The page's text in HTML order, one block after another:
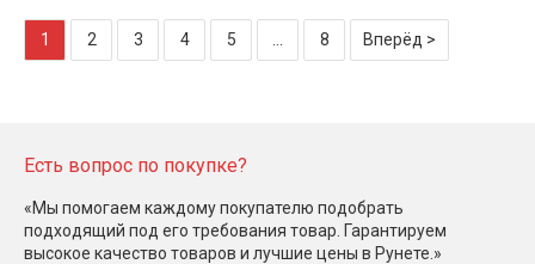
1 2 3 4 5 8 Вперёд >
Есть вопрос по покупке?
«Мы помогаем каждому покупателю подобрать
подходящий под его требования товар. Гарантируем
высокое качество товаров и лучшие цены в Рунете.»